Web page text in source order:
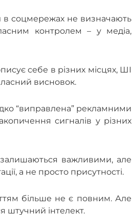
в соцмережах не визначають
контролем – у медіа,
себе в різних місцях, ШІ
висновок.
“виправлена” рекламними
сигналів у різних
залишаються важливими, але
а не просто присутності.
більше не є повним. Але
штучний інтелект.